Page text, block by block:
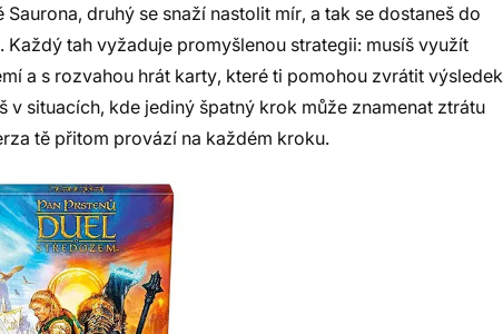
druhý se snaží nastolit mír, a tak se dostaneš do
tah vyžaduje promyšlenou strategii: musíš využít
a s rozvahou hrát karty, které ti pomohou zvrátit výsledek
v situacích, kde jediný špatný krok může znamenat ztrátu
tě přitom provází na každém kroku.